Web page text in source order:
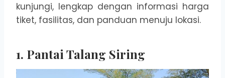
kunjungi, lengkap dengan informasi harga
tiket, fasilitas, dan panduan menuju lokasi.
1. Pantai Talang Siring